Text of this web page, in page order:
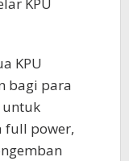
KPU
bagi para
untuk
full power,